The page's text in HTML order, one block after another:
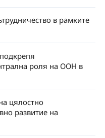
в рамките
роля на ООН в
цялостно
развитие на